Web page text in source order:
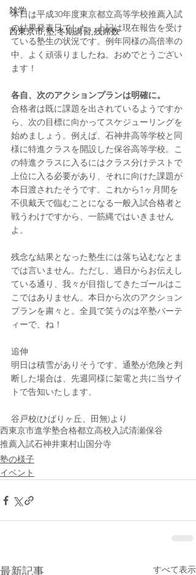
雑学
西東京市,塾,冬期講習,残席数
本日は平成30年度東京都立高等学校推薦入試
の結果発表日でした。上記は現在報告を受け
ている塾生の状況です。例年同様の高倍率の
中、よく頑張りましたね。おめでとうござい
ます！
各自、次のアクションプランは明確に。
合格者は既に課題を出されているようですか
ら、次の目標に向かってスケジューリングを
始めましょう。例えば、石神井高等学校と同
様に特進クラスを開設した保谷高等学校。こ
の特進クラスに入るにはクラス分けテストで
上位に入る必要があり、それに向けた課題が
本日渡されたそうです。これから1ヶ月間を
不倶戴天で臨むことになる一般入試合格者と
戦うわけですから、一筋縄ではいきません
よ。
残念な結果となった塾生には落ち込むなとま
では言いません。ただし、過日からお伝えし
ている通り、我々が目指してきたゴールはこ
こではありません。本日から次のアクション
プランを粛々と。全員で笑うのは卒塾パーテ
ィーで、ね！
追伸
明日は積雪がありそうです。通塾が危険と判
断した場合は、先週同様に架電と共に当サイ
トで告知いたします。
谷戸校(ひばりヶ丘、田無)より
西東京市進学塾合格都立高校入試清瀬保谷
推薦入試石神井東村山国分寺
塾の様子
イベント
最新記事 すべて表示